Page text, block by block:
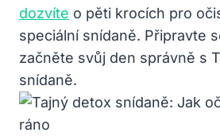
dozvíte o pěti krocích pro
speciální snídaně. Připravte
začněte svůj den správně s
snídaně.